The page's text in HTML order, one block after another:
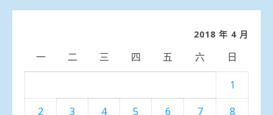
分
2018 年 4 月
一 二 三 四 五 六 日
1
2
3 4 5 6 7 8